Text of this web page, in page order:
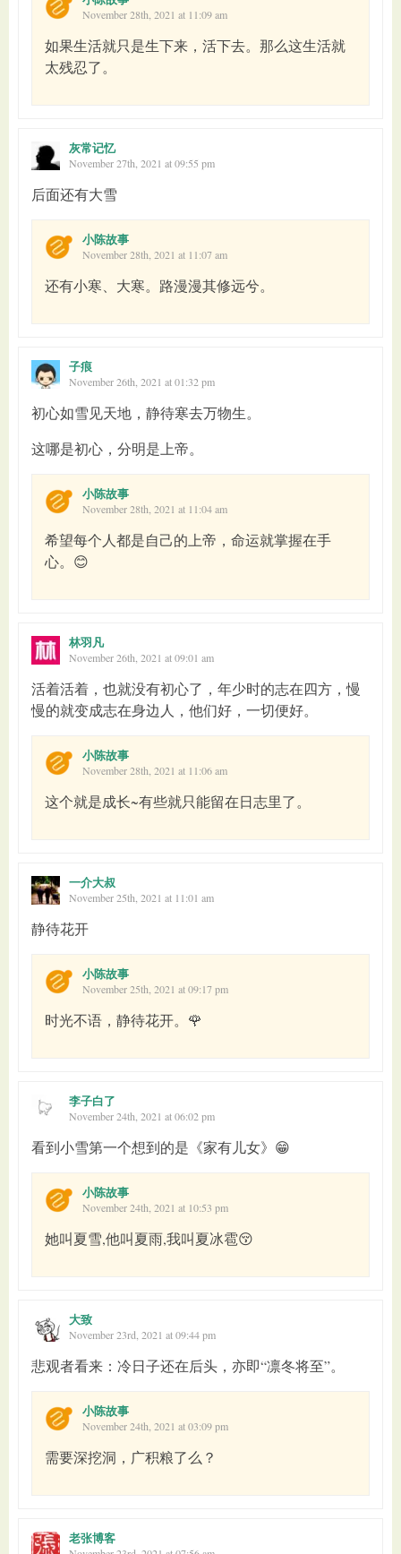
November 28th, 2021 at 11:09 am
如果生活就只是生下来，活下去。那么这生活就
太残忍了。
灰常记忆
November 27th, 2021 at 09:55 pm
后面还有大雪
小陈故事
November 28th, 2021 at 11:07 am
还有小寒、大寒。路漫漫其修远兮。
子痕
November 26th, 2021 at 01:32 pm
初心如雪见天地，静待寒去万物生。
这哪是初心，分明是上帝。
小陈故事
November 28th, 2021 at 11:04 am
希望每个人都是自己的上帝，命运就掌握在手
心。😊
林羽凡
November 26th, 2021 at 09:01 am
活着活着，也就没有初心了，年少时的志在四方，慢
慢的就变成志在身边人，他们好，一切便好。
小陈故事
November 28th, 2021 at 11:06 am
这个就是成长~有些就只能留在日志里了。
一介大叔
November 25th, 2021 at 11:01 am
静待花开
小陈故事
November 25th, 2021 at 09:17 pm
时光不语，静待花开。🌹
李子白了
November 24th, 2021 at 06:02 pm
看到小雪第一个想到的是《家有儿女》😁
小陈故事
November 24th, 2021 at 10:53 pm
她叫夏雪,他叫夏雨,我叫夏冰雹😚
大致
November 23rd, 2021 at 09:44 pm
悲观者看来：冷日子还在后头，亦即“凛冬将至”。
小陈故事
November 24th, 2021 at 03:09 pm
需要深挖洞，广积粮了么？
老张博客